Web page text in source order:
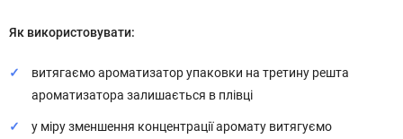
Як використовувати:
витягаємо ароматизатор упаковки на третину решта
ароматизатора залишається в плівці
у міру зменшення концентрації аромату витягуємо